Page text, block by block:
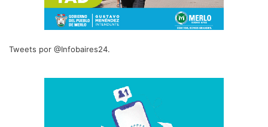
Tweets por @Infobaires24.